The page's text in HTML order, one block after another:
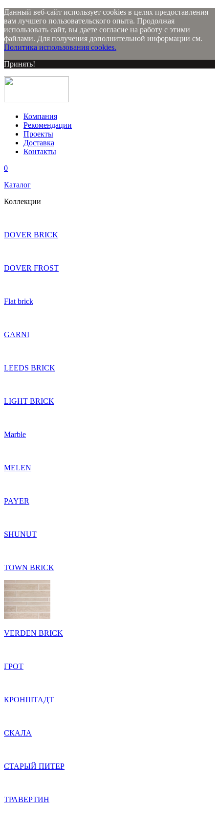
Данный веб-сайт использует cookies в целях предоставления
вам лучшего пользовательского опыта. Продолжая
использовать сайт, вы даете согласие на работу с этими
файлами. Для получения дополнительной информации см.
Политика использования cookies.
Принять!
Компания
Рекомендации
Проекты
Доставка
Контакты
0
Каталог
Коллекции
DOVER BRICK
DOVER FROST
Flat brick
GARNI
LEEDS BRICK
LIGHT BRICK
Marble
MELEN
PAYER
SHUNUT
TOWN BRICK
VERDEN BRICK
ГРОТ
КРОНШТАДТ
СКАЛА
СТАРЫЙ ПИТЕР
ТРАВЕРТИН